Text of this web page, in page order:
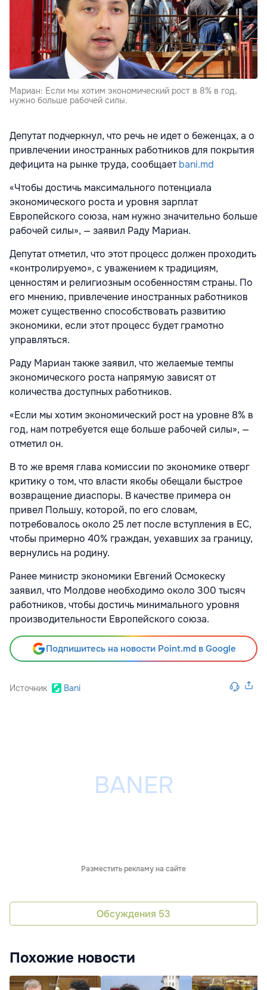
Мариан: Если мы хотим экономический рост в 8% в год,
нужно больше рабочей силы.
Депутат подчеркнул, что речь не идет о беженцах, а о
привлечении иностранных работников для покрытия
дефицита на рынке труда, сообщаетbani.md
«Чтобы достичь максимального потенциала
экономического роста и уровня зарплат
Европейского союза, нам нужно значительно больше
рабочей силы», — заявил Раду Мариан.
Депутат отметил, что этот процесс должен проходить
«контролируемо», с уважением к традициям,
ценностям и религиозным особенностям страны. По
его мнению, привлечение иностранных работников
может существенно способствовать развитию
экономики, если этот процесс будет грамотно
управляться.
Раду Мариан также заявил, что желаемые темпы
экономического роста напрямую зависят от
количества доступных работников.
«Если мы хотим экономический рост на уровне 8% в
год, нам потребуется еще больше рабочей силы», —
отметил он.
В то же время глава комиссии по экономике отверг
критику о том, что власти якобы обещали быстрое
возвращение диаспоры. В качестве примера он
привел Польшу, которой, по его словам,
потребовалось около 25 лет после вступления в ЕС,
чтобы примерно 40% граждан, уехавших за границу,
вернулись на родину.
Ранее министр экономики Евгений Осмокеску
заявил, что Молдове необходимо около 300 тысяч
работников, чтобы достичь минимального уровня
производительности Европейского союза.
Подпишитесь на новости Point.md в Google
Источник Bani
Разместить рекламу на сайте
Обсуждения 53
Похожие новости